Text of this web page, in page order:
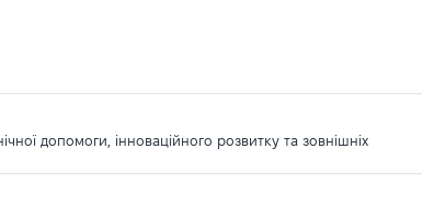
допомоги, інноваційного розвитку та зовнішніх